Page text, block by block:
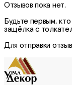
Отзывов пока нет.
Будьте первым,
защёлка с
Для отправки